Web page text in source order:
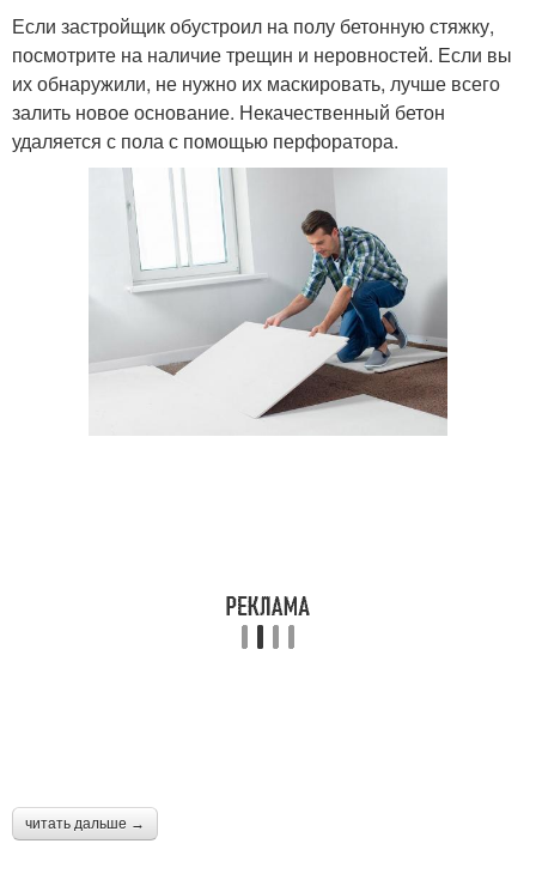
Если застройщик обустроил на полу бетонную стяжку,
посмотрите на наличие трещин и неровностей. Если вы
их обнаружили, не нужно их маскировать, лучше всего
залить новое основание. Некачественный бетон
удаляется с пола с помощью перфоратора.
читать дальше →